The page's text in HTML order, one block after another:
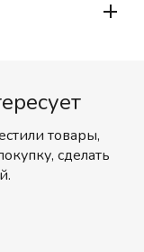
товары,
сделать